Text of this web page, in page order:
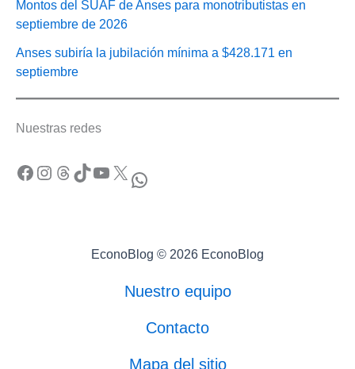
Montos del SUAF de Anses para monotributistas en
septiembre de 2026
Anses subiría la jubilación mínima a $428.171 en
septiembre
Nuestras redes
Facebook Instagram Threads TikTok YouTube X WhatsApp
EconoBlog © 2026 EconoBlog
Nuestro equipo
Contacto
Mapa del sitio